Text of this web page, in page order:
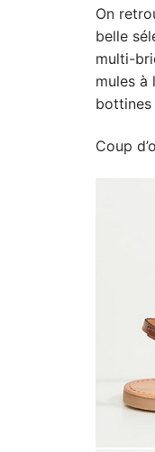
On
belle
multi-
mules à
Coup